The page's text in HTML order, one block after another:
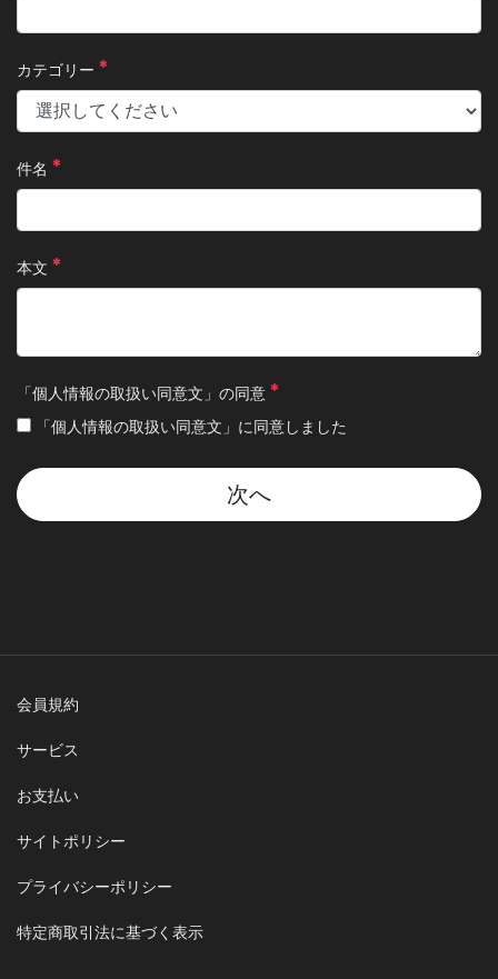
カテゴリー
件名
本文
「個人情報の取扱い同意文」の同意
「個人情報の取扱い同意文」に同意しました
次へ
会員規約
サービス
お支払い
サイトポリシー
プライバシーポリシー
特定商取引法に基づく表示